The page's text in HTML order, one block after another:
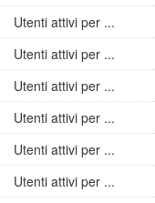
Utenti attivi per ...
Utenti attivi per ...
Utenti attivi per ...
Utenti attivi per ...
Utenti attivi per ...
Utenti attivi per ...